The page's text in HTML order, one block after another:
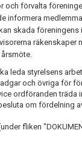
och förvalta
informera
skada föreningens
räkenskaper
leda styrelsens
och övriga för
ordföranden träda
om fördelning
fliken